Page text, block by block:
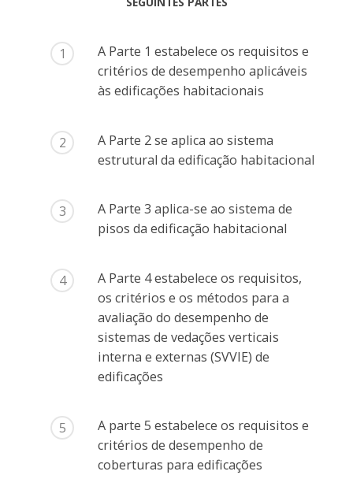
1
A Parte 1 estabelece os requisitos e
critérios de desempenho aplicáveis
às edificações habitacionais
2
A Parte 2 se aplica ao sistema
estrutural da edificação habitacional
3
A Parte 3 aplica-se ao sistema de
pisos da edificação habitacional
4
A Parte 4 estabelece os requisitos,
os critérios e os métodos para a
avaliação do desempenho de
sistemas de vedações verticais
interna e externas (SVVIE) de
edificações
5
A parte 5 estabelece os requisitos e
critérios de desempenho de
coberturas para edificações